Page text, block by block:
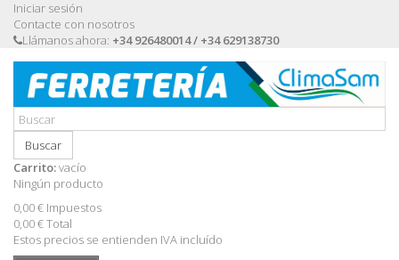
Iniciar sesión
Contacte con nosotros
Llámanos ahora: +34 926480014 / +34 629138730
Buscar
Carrito:vacío
Ningún producto
0,00 € Impuestos
0,00 €Total
Estos precios se entienden IVA incluído